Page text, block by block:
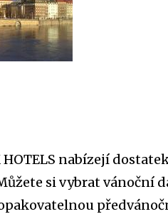
HOTELS nabízejí
si vybrat vánoční